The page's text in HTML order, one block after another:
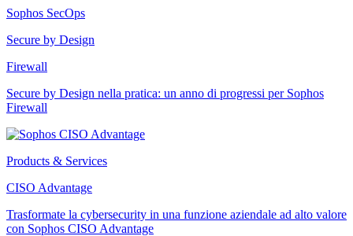
Sophos SecOps
Secure by Design
Firewall
Secure by Design nella pratica: un anno di progressi per Sophos
Firewall
Products & Services
CISO Advantage
Trasformate la cybersecurity in una funzione aziendale ad alto valore
con Sophos CISO Advantage